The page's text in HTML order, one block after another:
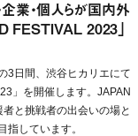
業・個人らが国内外
FESTIVAL 2023」
3日間、渋谷ヒカリエにて
」を開催します。JAPAN
と挑戦者の出会いの場と
指しています。